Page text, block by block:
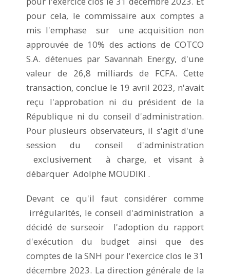
pour cela, le commissaire aux comptes a
mis l'emphase sur une acquisition non
approuvée de 10% des actions de COTCO
S.A. détenues par Savannah Energy, d'une
valeur de 26,8 milliards de FCFA. Cette
transaction, conclue le 19 avril 2023, n'avait
reçu l'approbation ni du président de la
République ni du conseil d'administration.
Pour plusieurs observateurs, il s'agit d'une
session du conseil d'administration
exclusivement à charge, et visant à
débarquer Adolphe MOUDIKI .
Devant ce qu'il faut considérer comme
irrégularités, le conseil d'administration a
décidé de surseoir l'adoption du rapport
d'exécution du budget ainsi que des
comptes de la SNH pour l'exercice clos le 31
décembre 2023. La direction générale de la